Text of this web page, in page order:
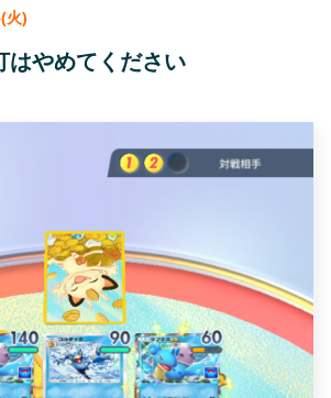
火)
はやめてください